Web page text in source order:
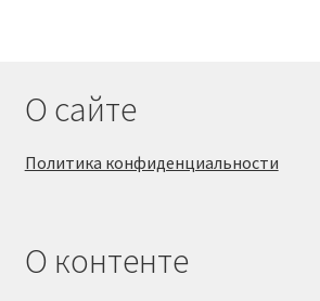
О сайте
Политика конфиденциальности
О контенте